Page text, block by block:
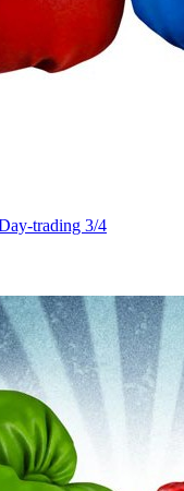
trading 3/4